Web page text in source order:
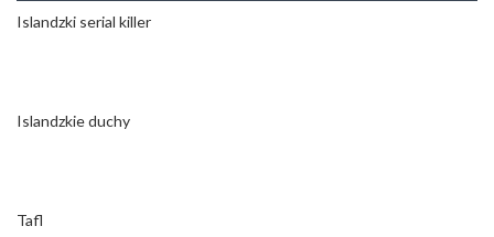
Islandzki serial killer
Islandzkie duchy
Tafl